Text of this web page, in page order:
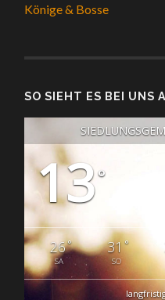
Könige & Bosse
SO SIEHT ES BEI UNS
13°
26°
SA
31°
SO